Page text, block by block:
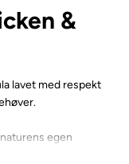
&
lavet med respekt
egen